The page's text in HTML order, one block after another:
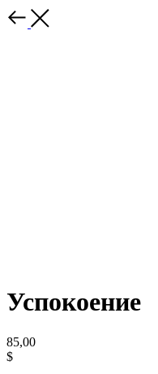
Успокоение
85,00
$